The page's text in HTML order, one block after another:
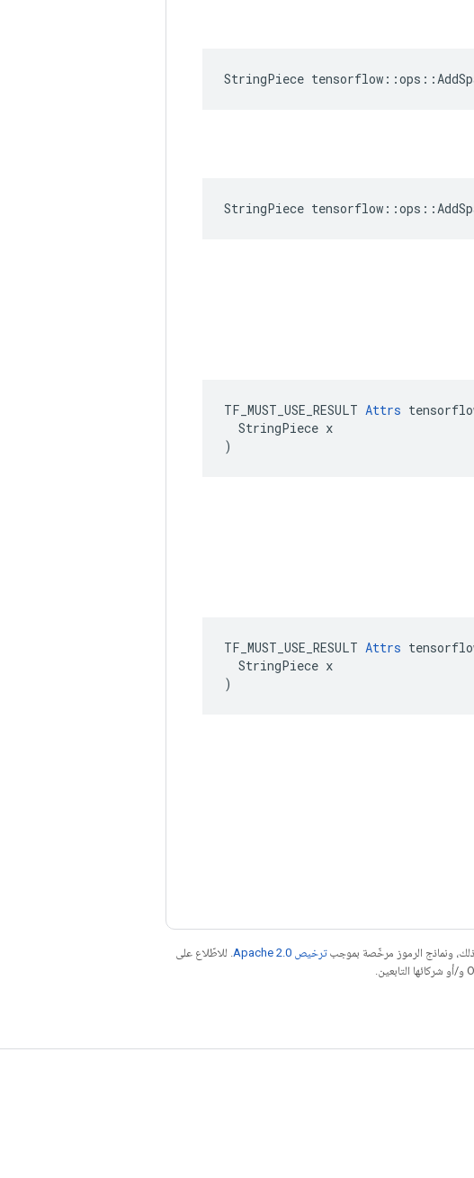
StringPiece
StringPiece
TF_MUST_USE_RESULT Attrs
  StringPiece x
)
TF_MUST_USE_RESULT Attrs
  StringPiece x
)
ونماذج الرموز مرخّصة بموجبترخيص Apache 2.0‏
. للاطّلاع على